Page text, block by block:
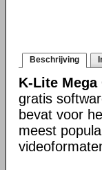
Beschrijving
K-Lite Mega
gratis
bevat voor
meest